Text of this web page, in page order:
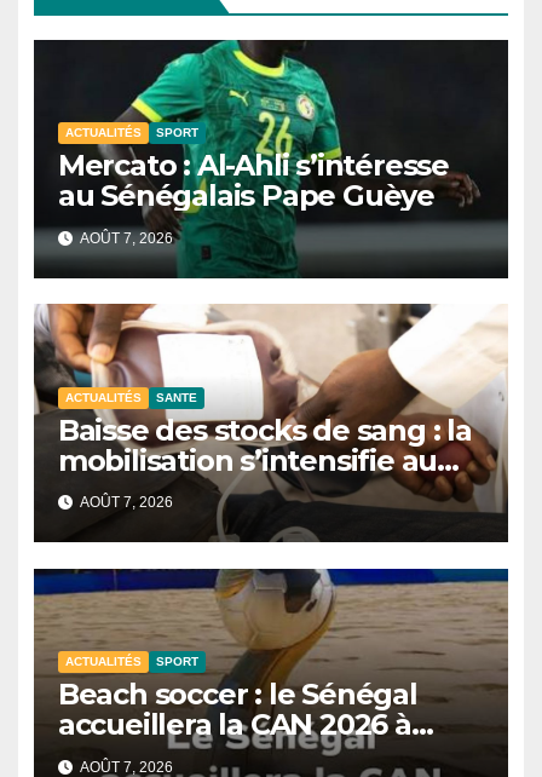
ACTUALITÉS SPORT
Mercato : Al-Ahli s’intéresse
au Sénégalais Pape Guèye
AOÛT 7, 2026
ACTUALITÉS SANTE
Baisse des stocks de sang : la
mobilisation s’intensifie au
CNTS de Dakar.
AOÛT 7, 2026
ACTUALITÉS SPORT
Beach soccer : le Sénégal
accueillera la CAN 2026 à
Dakar.
AOÛT 7, 2026